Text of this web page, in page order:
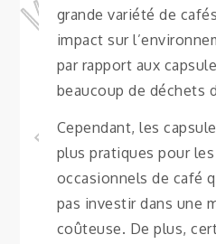
grande variété de
impact sur
par rapport aux
beaucoup de déchets
Cependant, les
plus pratiques pour
occasionnels de café
pas investir dans une
coûteuse. De plus,